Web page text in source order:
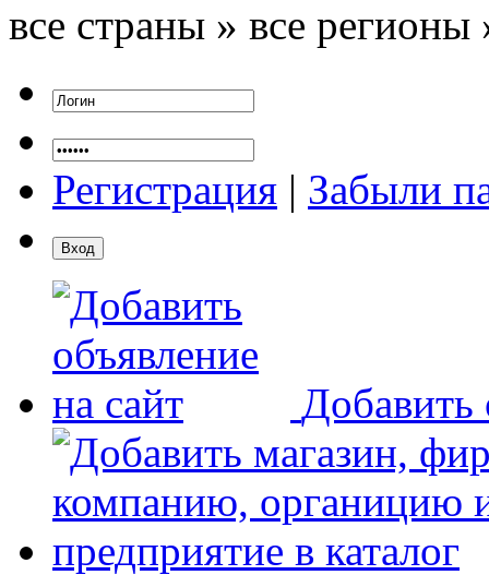
все страны » все регионы
Регистрация | Забыли
Добавить